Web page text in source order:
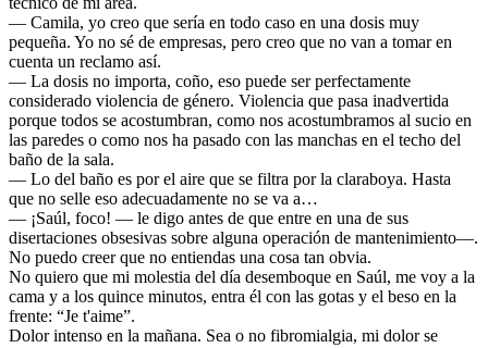
— Camila, yo creo que sería en todo caso en una dosis muy
pequeña. Yo no sé de empresas, pero creo que no van a tomar en
cuenta un reclamo así.
— La dosis no importa, coño, eso puede ser perfectamente
considerado violencia de género. Violencia que pasa inadvertida
porque todos se acostumbran, como nos acostumbramos al sucio en
las paredes o como nos ha pasado con las manchas en el techo del
baño de la sala.
— Lo del baño es por el aire que se filtra por la claraboya. Hasta
que no selle eso adecuadamente no se va a…
— ¡Saúl, foco! — le digo antes de que entre en una de sus
disertaciones obsesivas sobre alguna operación de mantenimiento—.
No puedo creer que no entiendas una cosa tan obvia.
No quiero que mi molestia del día desemboque en Saúl, me voy a la
cama y a los quince minutos, entra él con las gotas y el beso en la
frente: “Je t'aime”.
Dolor intenso en la mañana. Sea o no fibromialgia, mi dolor se